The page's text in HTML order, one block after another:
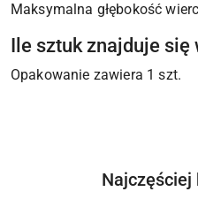
Maksymalna głębokość
Ile sztuk znajduje
Opakowanie zawiera 1 szt.
Pomiń karuzelę
Produkty
Najczęściej